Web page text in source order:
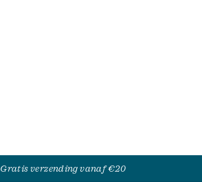
Gratis verzending vanaf €20